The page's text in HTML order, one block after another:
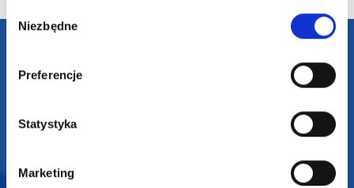
zgody
Niezbędne
Preferencje
Statystyka
Marketing
Darmowa wizualizacja
Profesjonalne doradztwo